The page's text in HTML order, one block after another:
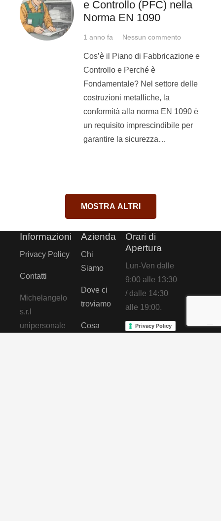
frequenza di 3 giorni a
settimana e a settimane
alterne.
Per ulteriori info sul corso
e Controllo (PFC) nella
Norma EN 1090
1 anno fa Nessun commento
Cos’è il Piano di Fabbricazione e
Controllo e Perché è
Fondamentale? Nel settore delle
costruzioni metalliche, la
conformità alla norma EN 1090 è
un requisito imprescindibile per
garantire la sicurezza…
MOSTRA ALTRI
Informazioni
Privacy Policy
Contatti
Michelangelo
s.r.l
unipersonale
Azienda
Chi
Siamo
Dove ci
troviamo
Cosa
Orari di
Apertura
Lun-Ven dalle
9:00 alle 13:30
/ dalle 14:30
alle 19:00.
Privacy Policy